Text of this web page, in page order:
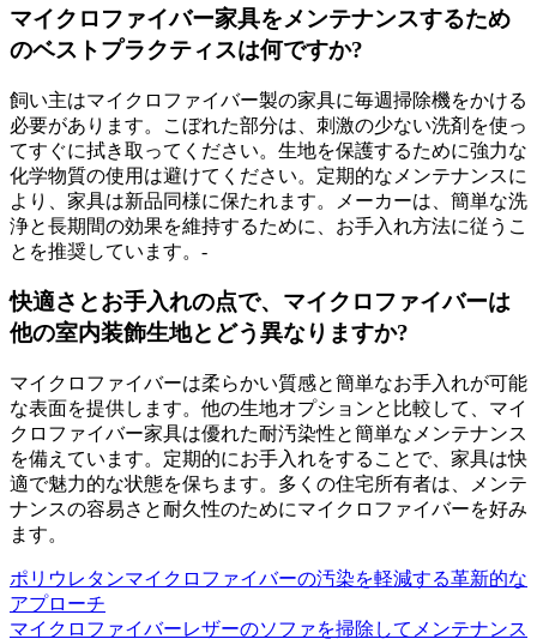
マイクロファイバー家具をメンテナンスするため
のベストプラクティスは何ですか?
飼い主はマイクロファイバー製の家具に毎週掃除機をかける
必要があります。こぼれた部分は、刺激の少ない洗剤を使っ
てすぐに拭き取ってください。生地を保護するために強力な
化学物質の使用は避けてください。定期的なメンテナンスに
より、家具は新品同様に保たれます。メーカーは、簡単な洗
浄と長期間の効果を維持するために、お手入れ方法に従うこ
とを推奨しています。-
快適さとお手入れの点で、マイクロファイバーは
他の室内装飾生地とどう異なりますか?
マイクロファイバーは柔らかい質感と簡単なお手入れが可能
な表面を提供します。他の生地オプションと比較して、マイ
クロファイバー家具は優れた耐汚染性と簡単なメンテナンス
を備えています。定期的にお手入れをすることで、家具は快
適で魅力的な状態を保ちます。多くの住宅所有者は、メンテ
ナンスの容易さと耐久性のためにマイクロファイバーを好み
ます。
ポリウレタンマイクロファイバーの汚染を軽減する革新的な
アプローチ
マイクロファイバーレザーのソファを掃除してメンテナンス